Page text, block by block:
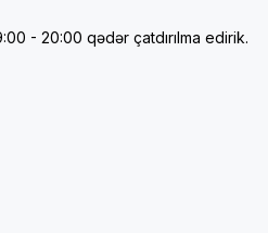
- 20:00 qədər çatdırılma edirik.